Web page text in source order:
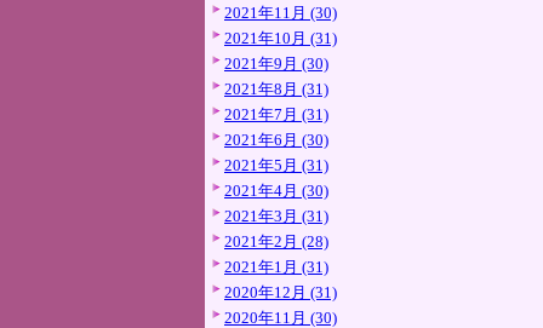
2021年11月 (30)
2021年10月 (31)
2021年9月 (30)
2021年8月 (31)
2021年7月 (31)
2021年6月 (30)
2021年5月 (31)
2021年4月 (30)
2021年3月 (31)
2021年2月 (28)
2021年1月 (31)
2020年12月 (31)
2020年11月 (30)